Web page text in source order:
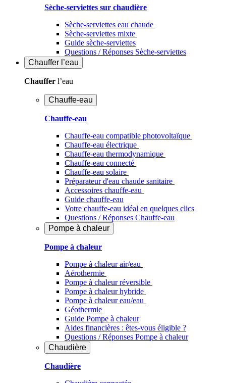
Sèche-serviettes sur chaudière
Sèche-serviettes eau chaude
Sèche-serviettes mixte
Guide sèche-serviettes
Questions / Réponses Sèche-serviettes
Chauffer l’eau
Chauffer l’eau
Chauffe-eau
Chauffe-eau
Chauffe-eau compatible photovoltaïque
Chauffe-eau électrique
Chauffe-eau thermodynamique
Chauffe-eau connecté
Chauffe-eau solaire
Préparateur d'eau chaude sanitaire
Accessoires chauffe-eau
Guide chauffe-eau
Votre chauffe-eau idéal en quelques clics
Questions / Réponses Chauffe-eau
Pompe à chaleur
Pompe à chaleur
Pompe à chaleur air/eau
Aérothermie
Pompe à chaleur réversible
Pompe à chaleur hybride
Pompe à chaleur​ eau/eau
Géothermie
Guide Pompe à chaleur
Aides financières : êtes-vous éligible ?
Questions / Réponses Pompe à chaleur
Chaudière
Chaudière